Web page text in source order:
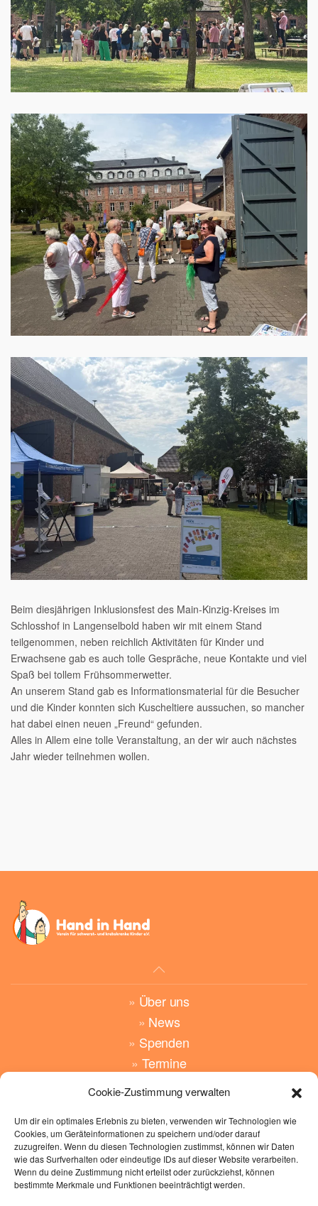
Cookie-Zustimmung verwalten
Um dir ein optimales Erlebnis zu bieten, verwenden wir Technologien wie
Cookies, um Geräteinformationen zu speichern und/oder darauf
zuzugreifen. Wenn du diesen Technologien zustimmst, können wir Daten
wie das Surfverhalten oder eindeutige IDs auf dieser Website verarbeiten.
Wenn du deine Zustimmung nicht erteilst oder zurückziehst, können
bestimmte Merkmale und Funktionen beeinträchtigt werden.
Beim diesjährigen Inklusionsfest des Main-Kinzig-Kreises im
Schlosshof in Langenselbold haben wir mit einem Stand
teilgenommen, neben reichlich Aktivitäten für Kinder und
Erwachsene gab es auch tolle Gespräche, neue Kontakte und viel
Spaß bei tollem Frühsommerwetter.
An unserem Stand gab es Informationsmaterial für die Besucher
und die Kinder konnten sich Kuscheltiere aussuchen, so mancher
hat dabei einen neuen „Freund“ gefunden.
Alles in Allem eine tolle Veranstaltung, an der wir auch nächstes
Jahr wieder teilnehmen wollen.
» Über uns
» News
» Spenden
» Termine
»Angebote
»Wünsche
»Kontakt
»Impressum
»Datenschutz